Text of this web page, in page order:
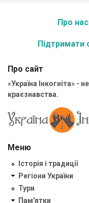
Про нас
Підтримати
Про сайт
«Україна Інкогніта» -
краєзнавства.
Меню
Історія і традиції
Регіони України
Тури
Пам'ятки